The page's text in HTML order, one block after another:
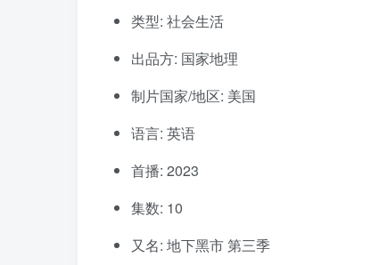
类型: 社会生活
出品方: 国家地理
制片国家/地区: 美国
语言: 英语
首播: 2023
集数: 10
又名: 地下黑市 第三季